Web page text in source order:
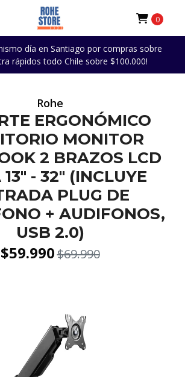
día en Santiago por compras sobre
rápidos todo Chile sobre $100.000!
0
Rohe
ERGONÓMICO
MONITOR
2 BRAZOS LCD
13" - 32" (INCLUYE
PLUG DE
+ AUDIFONOS,
USB 2.0)
$59.990$69.990